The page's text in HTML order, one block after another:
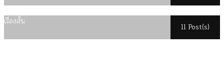
เรื่องสั้น
11 Post(s)